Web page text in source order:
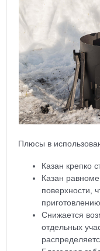
Плюсы в
Казан крепко
Казан
поверхности,
Снижается
отдельных